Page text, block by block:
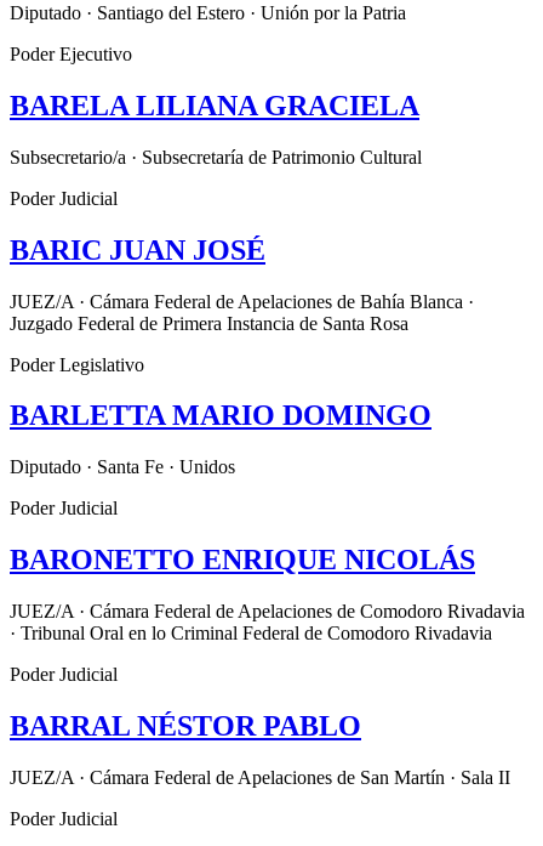
Diputado · Santiago del Estero · Unión por la Patria
Poder Ejecutivo
BARELA LILIANA GRACIELA
Subsecretario/a · Subsecretaría de Patrimonio Cultural
Poder Judicial
BARIC JUAN JOSÉ
JUEZ/A · Cámara Federal de Apelaciones de Bahía Blanca ·
Juzgado Federal de Primera Instancia de Santa Rosa
Poder Legislativo
BARLETTA MARIO DOMINGO
Diputado · Santa Fe · Unidos
Poder Judicial
BARONETTO ENRIQUE NICOLÁS
JUEZ/A · Cámara Federal de Apelaciones de Comodoro Rivadavia
· Tribunal Oral en lo Criminal Federal de Comodoro Rivadavia
Poder Judicial
BARRAL NÉSTOR PABLO
JUEZ/A · Cámara Federal de Apelaciones de San Martín · Sala II
Poder Judicial